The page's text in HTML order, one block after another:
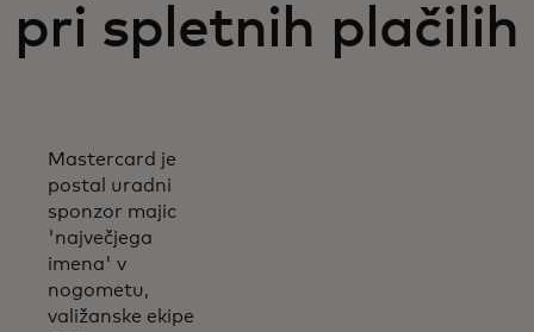
pri spletnih plačilih
Mastercard je
postal uradni
sponzor majic
'največjega
imena' v
nogometu,
valižanske ekipe